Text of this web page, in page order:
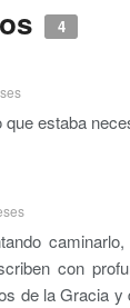
4
estaba
con
de la Gracia